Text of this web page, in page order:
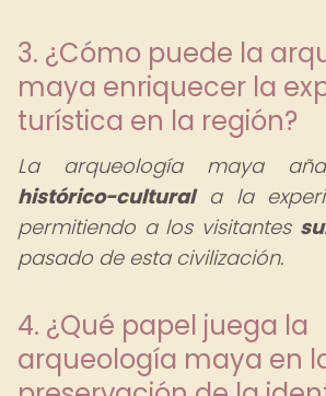
3. ¿Cómo puede la
maya enriquecer la
turística en la región?
La arqueología maya
histórico-culturala la
permitiendo a los visitantes
pasado de esta civilización.
4. ¿Qué papel juega la
arqueología maya en